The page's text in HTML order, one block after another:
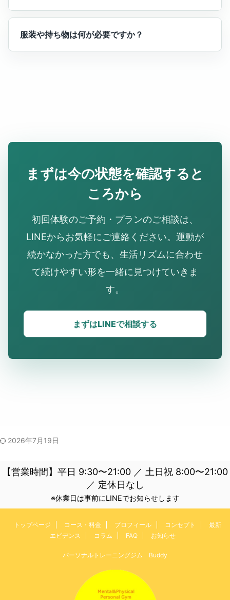
服装や持ち物は何が必要ですか？
まずは今の状態を確認すると
ころから
初回体験のご予約・プランのご相談は、
LINEからお気軽にご連絡ください。運動が
続かなかった方でも、生活リズムに合わせ
て続けやすい形を一緒に見つけていきま
す。
まずはLINEで相談する
2026年7月19日
【営業時間】平日 9:30〜21:00 ／ 土日祝 8:00〜21:00
／ 定休日なし
※休業日は事前にLINEでお知らせします
トップページ コース・料金 プロフィール コンセプト
最新
エビデンス
コラム FAQ お知らせ
パーソナルトレーニングジム Buddy